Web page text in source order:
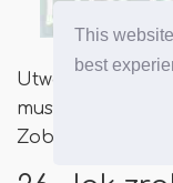
This
best
Utwórz niskie
musiał się
Zobacz